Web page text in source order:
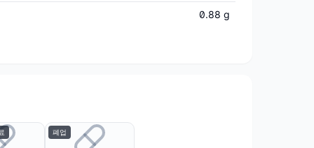
0.88 g
폐업